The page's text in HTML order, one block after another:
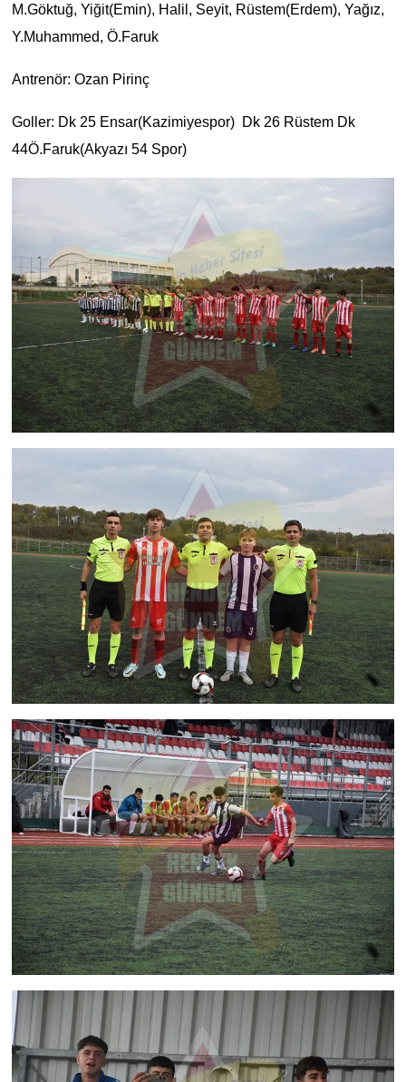
M.Göktuğ, Yiğit(Emin), Halil, Seyit, Rüstem(Erdem), Yağız,
Y.Muhammed, Ö.Faruk
Antrenör: Ozan Pirinç
Goller: Dk 25 Ensar(Kazimiyespor) Dk 26 Rüstem Dk
44Ö.Faruk(Akyazı 54 Spor)